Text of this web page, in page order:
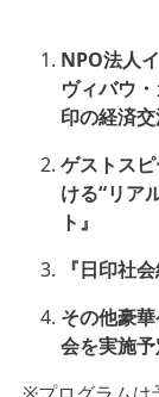
NPO法人
ヴィバウ
印の経済交
ゲストス
ける“リア
ト』
『日印社
その他豪
会を実施予